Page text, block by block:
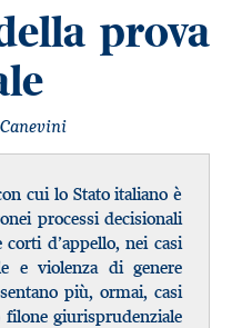
prova
cui lo Stato italiano è
processi decisionali
d’appello, nei casi
e violenza di genere
più, ormai, casi
giurisprudenziale